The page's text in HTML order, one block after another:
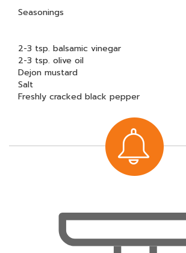
Seasonings
2-3 tsp. balsamic vinegar
2-3 tsp. olive oil
Dejon mustard
Salt
Freshly cracked black pepper